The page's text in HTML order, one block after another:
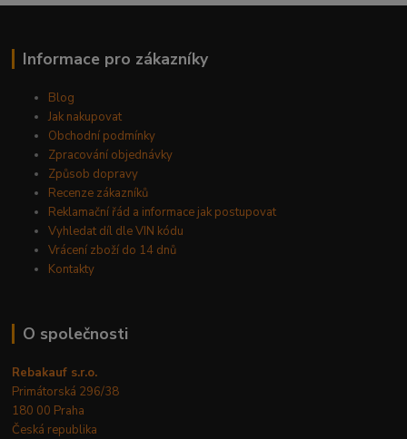
Informace pro zákazníky
Blog
Jak nakupovat
Obchodní podmínky
Zpracování objednávky
Způsob dopravy
Recenze zákazníků
Reklamační řád a informace jak postupovat
Vyhledat díl dle VIN kódu
Vrácení zboží do 14 dnů
Kontakty
O společnosti
Rebakauf s.r.o.
Primátorská 296/38
180 00 Praha
Česká republika